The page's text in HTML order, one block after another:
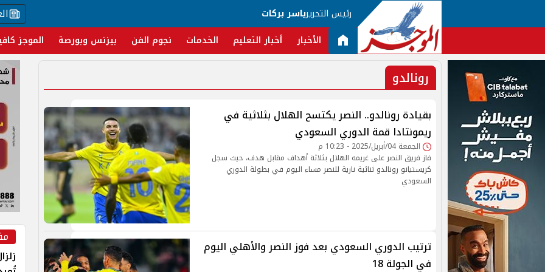
رئيس التحريرياسر بركات
الأخبار أخبار التعليم الخدمات نجوم الفن بيزنس وبورصة الموجز
رونالدو
بقيادة رونالدو.. النصر يكتسح الهلال بثلاثية في
ريمونتادا قمة الدوري السعودي
الجمعة 04/أبريل/2025 - 10:23 م
فاز فريق النصر على غريمه الهلال بثلاثة أهداف مقابل هدف، حيث سجل
كريستيانو رونالدو ثنائية نارية للنصر مساء اليوم في بطولة الدوري
السعودي
ترتيب الدوري السعودي بعد فوز النصر والأهلي اليوم
في الجولة 18